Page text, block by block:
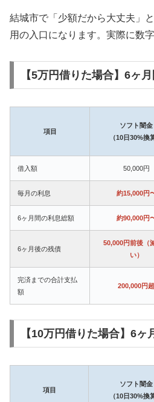
結城市で「少額だから大丈夫」
用の入口になります。実際に数
【5万円借りた場合】6ヶ
項目
ソフト闇金
（10日30%換
借入額 50,000円
毎月の利息 約15,000円
6ヶ月間の利息総額 約90,000円
6ヶ月後の残債
50,000円前後（
い）
完済までの合計支払
額
200,000円超
【10万円借りた場合】6ヶ
項目
ソフト闇金
（10日30%換